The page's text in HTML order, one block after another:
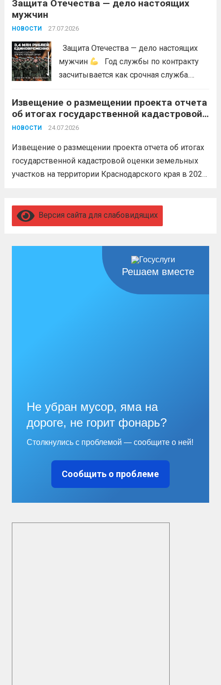
Защита Отечества — дело настоящих
мужчин
НОВОСТИ 27.07.2026
Защита Отечества — дело настоящих
мужчин
Год службы по контракту
засчитывается как срочная служба.
невозможен без вашего согласия,
увольнение по окончании срока
гарантировано. Регион предоставляет
бойцам множество мер поддержки:
3,4 млн рублей единовременно;...
Извещение о размещении проекта отчета
об итогах государственной кадастровой
оценки земельных участков на
году
НОВОСТИ 24.07.2026
Извещение о размещении проекта отчета об итогах
государственной кадастровой оценки земельных
участков на территории Краснодарского края в 2026
Версия сайта для слабовидящих
Решаем вместе
Не убран мусор, яма на
дороге, не горит фонарь?
Столкнулись с проблемой — сообщите о ней!
Сообщить о проблеме